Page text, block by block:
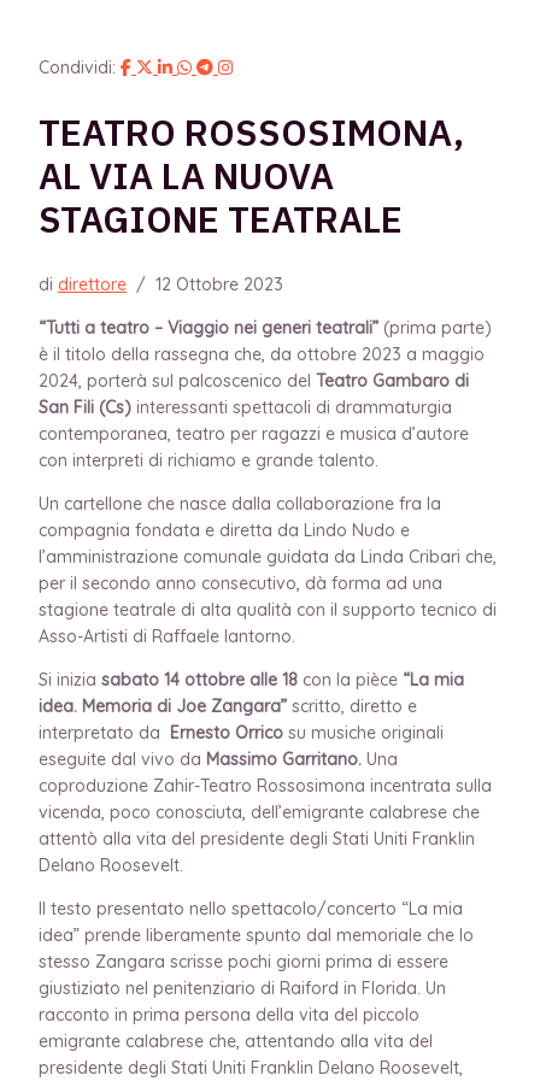
Condividi:
TEATRO ROSSOSIMONA,
AL VIA LA NUOVA
STAGIONE TEATRALE
di direttore / 12 Ottobre 2023
“Tutti a teatro – Viaggio nei generi teatrali” (prima parte)
è il titolo della rassegna che, da ottobre 2023 a maggio
2024, porterà sul palcoscenico del Teatro Gambaro di
San Fili (Cs) interessanti spettacoli di drammaturgia
contemporanea, teatro per ragazzi e musica d’autore
con interpreti di richiamo e grande talento.
Un cartellone che nasce dalla collaborazione fra la
compagnia fondata e diretta da Lindo Nudo e
l’amministrazione comunale guidata da Linda Cribari che,
per il secondo anno consecutivo, dà forma ad una
stagione teatrale di alta qualità con il supporto tecnico di
Asso-Artisti di Raffaele Iantorno.
Si inizia sabato 14 ottobre alle 18 con la pièce “La mia
idea. Memoria di Joe Zangara” scritto, diretto e
interpretato da Ernesto Orrico su musiche originali
eseguite dal vivo da Massimo Garritano. Una
coproduzione Zahir-Teatro Rossosimona incentrata sulla
vicenda, poco conosciuta, dell’emigrante calabrese che
attentò alla vita del presidente degli Stati Uniti Franklin
Delano Roosevelt.
Il testo presentato nello spettacolo/concerto “La mia
idea” prende liberamente spunto dal memoriale che lo
stesso Zangara scrisse pochi giorni prima di essere
giustiziato nel penitenziario di Raiford in Florida. Un
racconto in prima persona della vita del piccolo
emigrante calabrese che, attentando alla vita del
presidente degli Stati Uniti Franklin Delano Roosevelt,